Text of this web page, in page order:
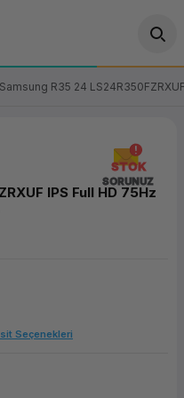
VT Ürünleri
Fiş Yazıcı
PC
Samsung R35 24
STOK
SORUNUZ
IPS Full HD 75Hz
Seçenekleri